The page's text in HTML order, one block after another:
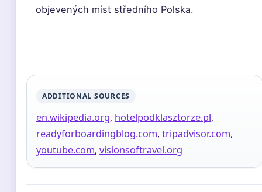
objevených míst středního Polska.
ADDITIONAL SOURCES
en.wikipedia.org, hotelpodklasztorze.pl,
readyforboardingblog.com, tripadvisor.com,
youtube.com, visionsoftravel.org